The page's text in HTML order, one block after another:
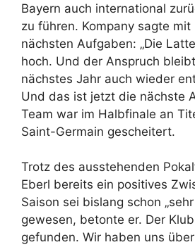
Bayern auch international
zu führen. Kompany sagte mit
nächsten Aufgaben: „Die
hoch. Und der Anspruch
nächstes Jahr auch wieder
Und das ist jetzt die nächste
Team war im Halbfinale an
Saint-Germain gescheitert.
Trotz des ausstehenden
Eberl bereits ein positives
Saison sei bislang schon
gewesen, betonte er. Der
gefunden. Wir haben uns